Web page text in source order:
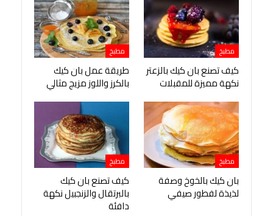
مطبخ
كيف تصنع بان كيك بالزعتر
نكهة مميزة للمقبلات
مطبخ
طريقة عمل بان كيك
بالكرز واللوز مزيج مثالي
مطبخ
بان كيك بالخوخ وصفة
لذيذة لفطور صيفي
مطبخ
كيف تصنع بان كيك
بالبرتقال والزنجبيل نكهة
دافئة